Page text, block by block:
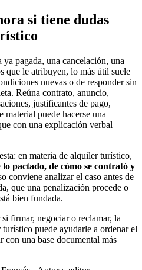
si tiene dudas
ya pagada, una cancelación, una
que le atribuyen, lo más útil suele
nuevas o de responder sin
Reúna contrato, anuncio,
justificantes de pago,
puede hacerse una
con una explicación verbal
en materia de alquiler turístico,
lo pactado, de cómo se contrató y
conviene analizar el caso antes de
que una penalización procede o
bien fundada.
firmar, negociar o reclamar, la
puede ayudarle a ordenar el
con una base documental más